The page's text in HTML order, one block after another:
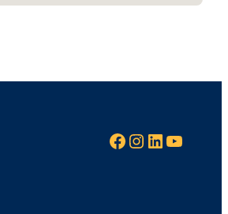
Facebook InstagramLinkedIn YouTube